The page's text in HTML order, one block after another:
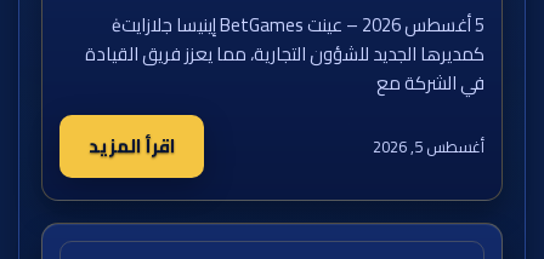
5 أغسطس 2026 – عينت BetGames إينيسا جلازايتė
كمديرها الجديد للشؤون التجارية، مما يعزز فريق القيادة
في الشركة مع
أغسطس 5, 2026 اقرأ المزيد